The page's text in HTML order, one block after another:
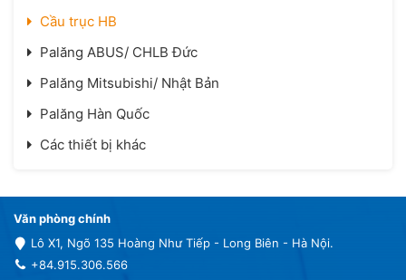
Cầu trục HB
Palăng ABUS/ CHLB Đức
Palăng Mitsubishi/ Nhật Bản
Palăng Hàn Quốc
Các thiết bị khác
Văn phòng chính
Lô X1, Ngõ 135 Hoàng Như Tiếp - Long Biên - Hà Nội.
+84.915.306.566